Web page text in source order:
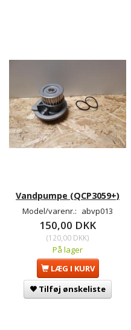
Vandpumpe (QCP3059+)
Model/varenr.: abvp013
150,00 DKK
(120,00 DKK)
På lager
LÆG I KURV
Tilføj ønskeliste